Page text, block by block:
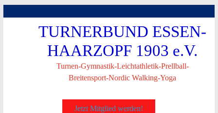
TURNERBUND ESSEN-
HAARZOPF 1903 e.V.
Turnen-Gymnastik-Leichtathletik-Prellball-
Breitensport-Nordic Walking-Yoga
Jetzt Mitglied werden!